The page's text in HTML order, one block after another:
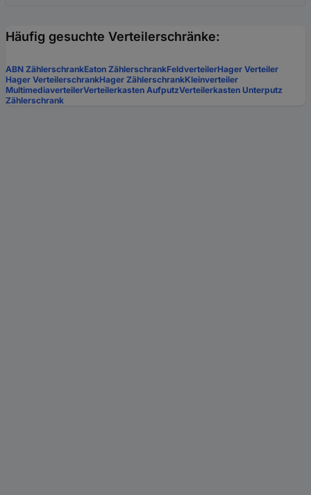
Häufig gesuchte Verteilerschränke:
ABN ZählerschrankEaton ZählerschrankFeldverteilerHager Verteiler
Hager VerteilerschrankHager ZählerschrankKleinverteiler
MultimediaverteilerVerteilerkasten AufputzVerteilerkasten Unterputz
Zählerschrank